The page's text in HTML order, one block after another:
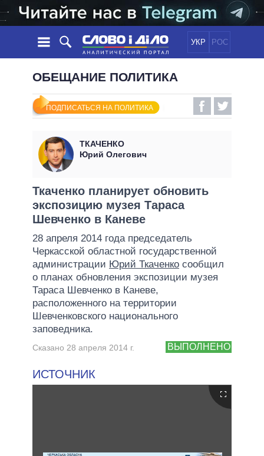
УКР РОС
НОВОСТИ
ЛЕНТА
СОБЫТИЯ
СТАТЬИ
МНЕНИЯ
ОБЗОРЫ
ДАЙДЖЕСТЫ
ПОЛИТИКА
ЭКОНОМИКА
МИР
ОБЕЩАНИЯ
ВСЕ ПОЛИТИКИ
ПРЕЗИДЕНТ И ОФИС
ВЕРХОВНАЯ РАДА
КАБИНЕТ МИНИСТРОВ
ГЛАВЫ ОБЛАДМИНИСТРАЦИЙ
МЭРЫ
ВСЕ ПЕРСОНЫ
ИНФОГРАФИКА
ПОДДЕРЖАТЬ
ОБЕЩАНИЕ ПОЛИТИКА
ПОДПИСАТЬСЯ НА ПОЛИТИКА
ТКАЧЕНКО
Юрий Олегович
Ткаченко планирует обновить
экспозицию музея Тараса
Шевченко в Каневе
28 апреля 2014 года председатель
Черкасской областной государственной
администрации Юрий Ткаченко сообщил
о планах обновления экспозиции музея
Тараса Шевченко в Каневе,
расположенного на территории
Шевченковского национального
заповедника.
ВЫПОЛНЕНО
Сказано 28 апреля 2014 г.
ИСТОЧНИК